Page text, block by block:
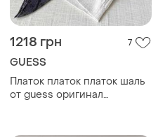
1218 грн 7
GUESS
Платок платок платок шаль
от guess оригинал